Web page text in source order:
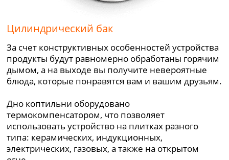
Цилиндрический бак
За счет конструктивных особенностей устройства
продукты будут равномерно обработаны горячим
дымом, а на выходе вы получите невероятные
блюда, которые понравятся вам и вашим друзьям.
Дно коптильни оборудовано
термокомпенсатором, что позволяет
использовать устройство на плитках разного
типа: керамических, индукционных,
электрических, газовых, а также на открытом